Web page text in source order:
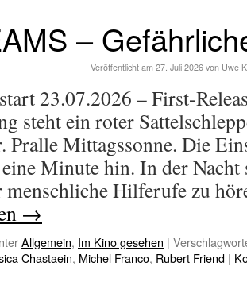
–
Veröffentlicht am 27. Juli 2026 von Uwe
23.07.2026 – First-
steht ein roter
Pralle Mittagssonne. Die
Minute hin. In der Nacht
menschliche Hilferufe zu
→
Allgemein, Im Kino gesehen |
Chastaein, Michel Franco, Rubert Friend |